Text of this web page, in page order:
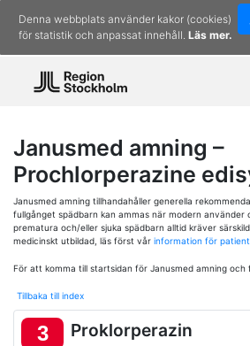
Denna webbplats använder kakor (cookies)
för statistik och anpassat innehåll. Läs mer.
Janusmed amning –
Prochlorperazine
Janusmed amning tillhandahåller generella
fullgånget spädbarn kan ammas när modern använder
prematura och/eller sjuka spädbarn alltid kräver
medicinskt utbildad, läs först vår information för
För att komma till startsidan för Janusmed amning
Tillbaka till index
3 Proklorperazin